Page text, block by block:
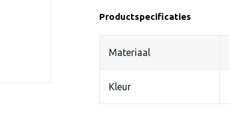
Productspecificaties
Materiaal
Kleur